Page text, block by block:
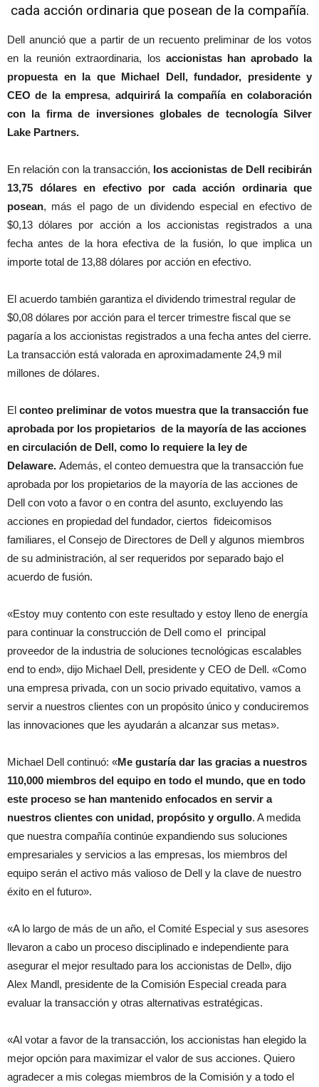
cada acción ordinaria que posean de la compañía.
Dell anunció que a partir de un recuento preliminar de los votos
en la reunión extraordinaria, los accionistas han aprobado la
propuesta en la que Michael Dell, fundador, presidente y
CEO de la empresa, adquirirá la compañía en colaboración
con la firma de inversiones globales de tecnología Silver
Lake Partners.
En relación con la transacción, los accionistas de Dell recibirán
13,75 dólares en efectivo por cada acción ordinaria que
posean, más el pago de un dividendo especial en efectivo de
$0,13 dólares por acción a los accionistas registrados a una
fecha antes de la hora efectiva de la fusión, lo que implica un
importe total de 13,88 dólares por acción en efectivo.
El acuerdo también garantiza el dividendo trimestral regular de
$0,08 dólares por acción para el tercer trimestre fiscal que se
pagaría a los accionistas registrados a una fecha antes del cierre.
La transacción está valorada en aproximadamente 24,9 mil
millones de dólares.
El conteo preliminar de votos muestra que la transacción fue
aprobada por los propietarios de la mayoría de las acciones
en circulación de Dell, como lo requiere la ley de
Delaware. Además, el conteo demuestra que la transacción fue
aprobada por los propietarios de la mayoría de las acciones de
Dell con voto a favor o en contra del asunto, excluyendo las
acciones en propiedad del fundador, ciertos fideicomisos
familiares, el Consejo de Directores de Dell y algunos miembros
de su administración, al ser requeridos por separado bajo el
acuerdo de fusión.
«Estoy muy contento con este resultado y estoy lleno de energía
para continuar la construcción de Dell como el principal
proveedor de la industria de soluciones tecnológicas escalables
end to end», dijo Michael Dell, presidente y CEO de Dell. «Como
una empresa privada, con un socio privado equitativo, vamos a
servir a nuestros clientes con un propósito único y conduciremos
las innovaciones que les ayudarán a alcanzar sus metas».
Michael Dell continuó: «Me gustaría dar las gracias a nuestros
110,000 miembros del equipo en todo el mundo, que en todo
este proceso se han mantenido enfocados en servir a
nuestros clientes con unidad, propósito y orgullo. A medida
que nuestra compañía continúe expandiendo sus soluciones
empresariales y servicios a las empresas, los miembros del
equipo serán el activo más valioso de Dell y la clave de nuestro
éxito en el futuro».
«A lo largo de más de un año, el Comité Especial y sus asesores
llevaron a cabo un proceso disciplinado e independiente para
asegurar el mejor resultado para los accionistas de Dell», dijo
Alex Mandl, presidente de la Comisión Especial creada para
evaluar la transacción y otras alternativas estratégicas.
«Al votar a favor de la transacción, los accionistas han elegido la
mejor opción para maximizar el valor de sus acciones. Quiero
agradecer a mis colegas miembros de la Comisión y a todo el